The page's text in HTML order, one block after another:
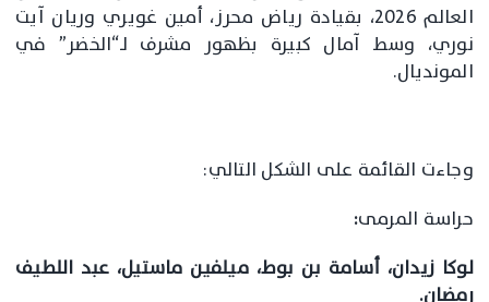
العالم 2026، بقيادة رياض محرز، أمين غويري وريان آيت
نوري، وسط آمال كبيرة بظهور مشرف لـ“الخضر” في
المونديال.
وجاءت القائمة على الشكل التالي:
حراسة المرمى:
لوكا زيدان، أسامة بن بوط، ميلفين ماستيل، عبد اللطيف
رمضان.